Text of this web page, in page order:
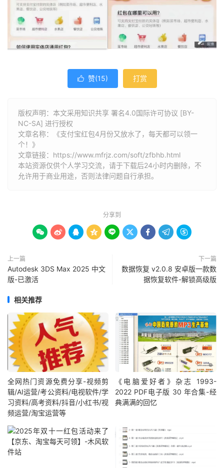
 赞(15) 打赏
版权声明：本文采用知识共享 署名4.0国际许可协议 [BY-
NC-SA] 进行授权
文章名称：《支付宝红包4月份又放水了，每天都可以领一
个！》
文章链接： https://www.mfrjz.com/soft/zfbhb.html
本站资源仅供个人学习交流，请于下载后24小时内删除，不
允许用于商业用途，否则法律问题自行承担。
分享到
        
上一篇
Autodesk 3DS Max 2025 中文
版-已激活
下一篇
数据恢复 v2.0.8 安卓版一款数
据恢复软件-解锁高级版
相关推荐
全网热门资源免费分享-视频剪
辑/AI运营/考公资料/电视软件/学
习资料/高考资料/抖音/小红书/视
频运营/淘宝运营等
《电脑爱好者》杂志 1993-
2022 PDF电子版 30 年合集-经
典满满的回忆